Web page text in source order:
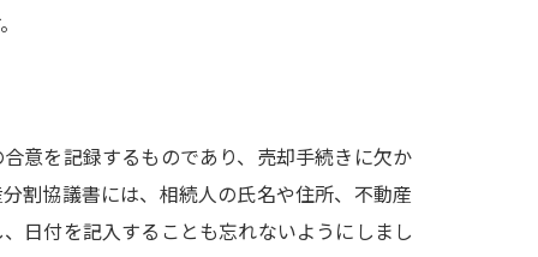
意を記録するものであり、売却手続きに欠か
割協議書には、相続人の氏名や住所、不動産
日付を記入することも忘れないようにしまし